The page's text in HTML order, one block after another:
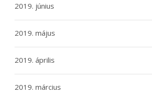
2019. június
2019. május
2019. április
2019. március